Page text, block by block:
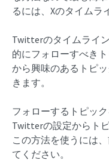
るには、Xのタイムラ
Twitterのタイムライ
的にフォローすべき
から興味のあるトピ
きます。
フォローするトピッ
Twitterの設定からト
この方法を使うには
てください。